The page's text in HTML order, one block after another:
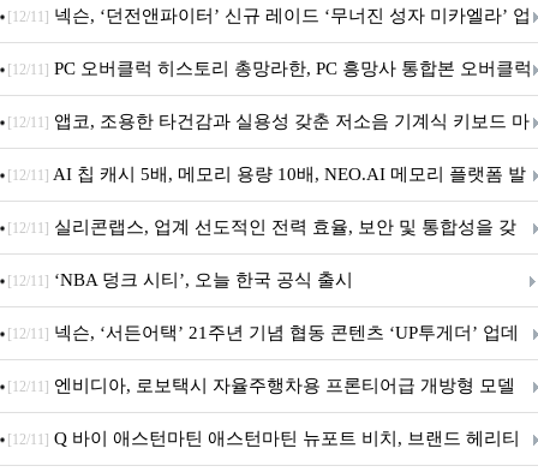
음.ZIP' 이벤트 진행
[12/11] 넥슨, ‘던전앤파이터’ 신규 레이드 ‘무너진 성자 미카엘라’ 업
데이트!
[12/11] PC 오버클럭 히스토리 총망라한, PC 흥망사 통합본 오버클럭
특집(1-4편)
[12/11] 앱코, 조용한 타건감과 실용성 갖춘 저소음 기계식 키보드 마
우스 세트 'KM580' 출시
[12/11] AI 칩 캐시 5배, 메모리 용량 10배, NEO.AI 메모리 플랫폼 발
표
[12/11] 실리콘랩스, 업계 선도적인 전력 효율, 보안 및 통합성을 갖
춘 초저전력 블루투스 LE SoC ‘BG2B’ 공개
[12/11] ‘NBA 덩크 시티’, 오늘 한국 공식 출시
[12/11] 넥슨, ‘서든어택’ 21주년 기념 협동 콘텐츠 ‘UP투게더’ 업데
이트
[12/11] 엔비디아, 로보택시 자율주행차용 프론티어급 개방형 모델
‘알파마요 2 슈퍼’ 상업적 이용 가능
[12/11] Q 바이 애스턴마틴 애스턴마틴 뉴포트 비치, 브랜드 헤리티